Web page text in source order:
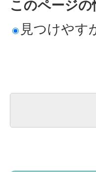
このページ
見つけやす